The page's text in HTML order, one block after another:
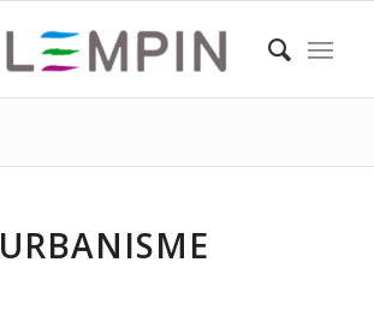
URBANISME